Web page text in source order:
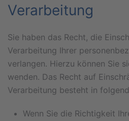
Verarbeitung
Sie haben das Recht, die
Verarbeitung Ihrer
verlangen. Hierzu können Sie
wenden. Das Recht auf
Verarbeitung besteht in
Wenn Sie die Richtigkeit